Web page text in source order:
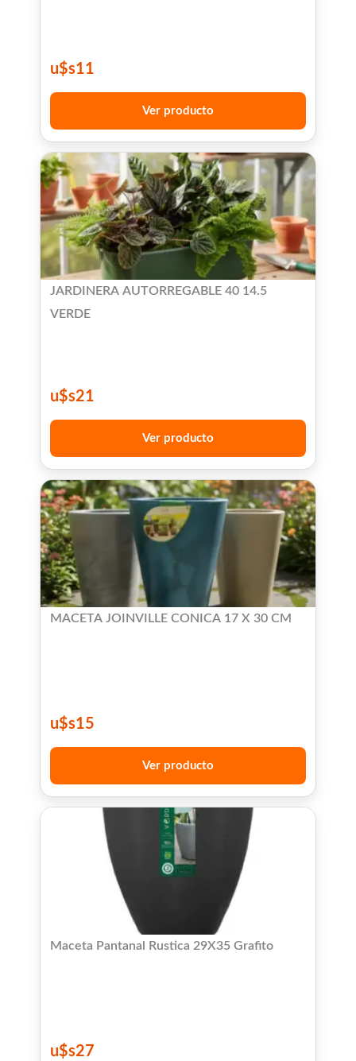
u$s11
Ver producto
JARDINERA AUTORREGABLE 40 14.5
VERDE
u$s21
Ver producto
MACETA JOINVILLE CONICA 17 X 30 CM
u$s15
Ver producto
Maceta Pantanal Rustica 29X35 Grafito
u$s27